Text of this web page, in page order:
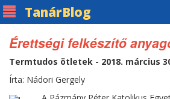
TanárBlog
Érettségi felkészítő
Termtudos ötletek - 2018. március
Írta: Nádori Gergely